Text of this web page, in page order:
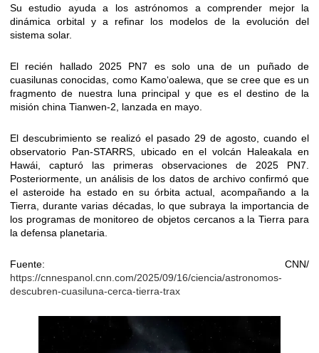
Su estudio ayuda a los astrónomos a comprender mejor la
dinámica orbital y a refinar los modelos de la evolución del
sistema solar.
El recién hallado 2025 PN7 es solo una de un puñado de
cuasilunas conocidas, como Kamo‘oalewa, que se cree que es un
fragmento de nuestra luna principal y que es el destino de la
misión china Tianwen-2, lanzada en mayo.
El descubrimiento se realizó el pasado 29 de agosto, cuando el
observatorio Pan-STARRS, ubicado en el volcán Haleakala en
Hawái, capturó las primeras observaciones de 2025 PN7.
Posteriormente, un análisis de los datos de archivo confirmó que
el asteroide ha estado en su órbita actual, acompañando a la
Tierra, durante varias décadas, lo que subraya la importancia de
los programas de monitoreo de objetos cercanos a la Tierra para
la defensa planetaria.
Fuente: CNN/
https://cnnespanol.cnn.com/2025/09/16/ciencia/astronomos-
descubren-cuasiluna-cerca-tierra-trax